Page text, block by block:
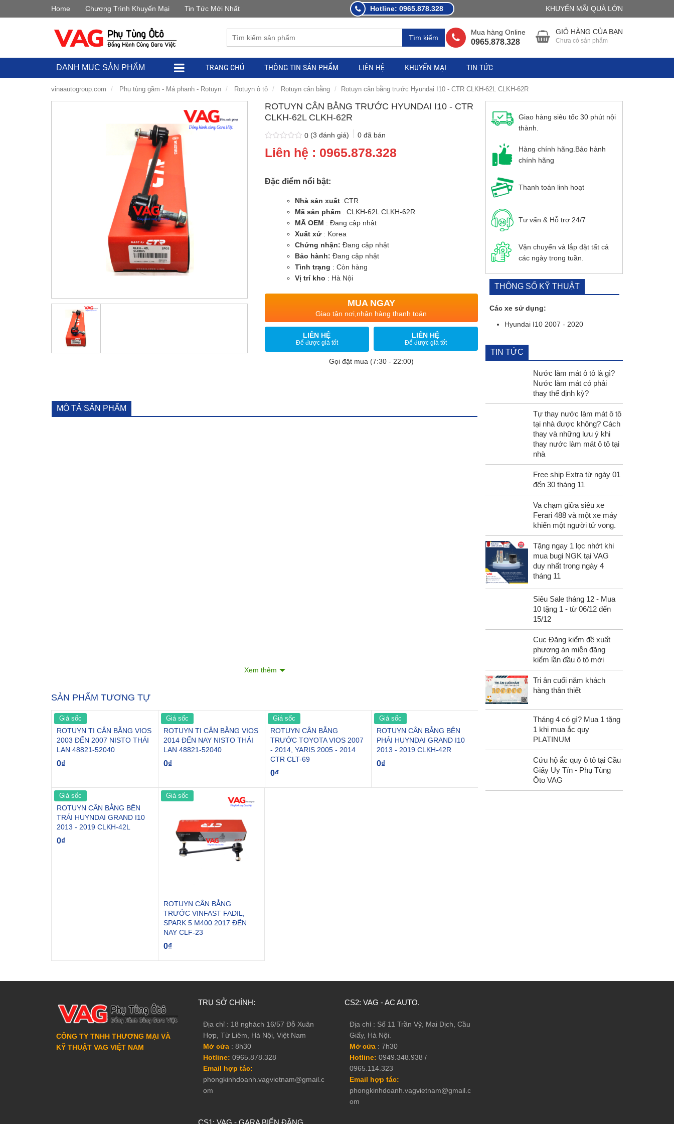
Home Chương Trình Khuyến Mại Tin Tức Mới Nhất Hotline: 0965.878.328 KHUYẾN MÃI QUÀ LỚN
Tìm kiếm
GIỎ HÀNG CỦA BẠN
Chưa có sản phẩm
Mua hàng Online
0965.878.328
DANH MỤC SẢN PHẨM TRANG CHỦ THÔNG TIN SẢN PHẨM LIÊN HỆ KHUYẾN MẠI TIN TỨC
vinaautogroup.com Phụ tùng gầm - Má phanh - Rotuyn Rotuyn ô tô Rotuyn cân bằng Rotuyn cân bằng trước Hyundai I10 - CTR CLKH-62L CLKH-62R
ROTUYN CÂN BẰNG TRƯỚC HYUNDAI I10 - CTR
CLKH-62L CLKH-62R
0
đánh
giá
(3 đánh giá) 0 đã bán
Liên hệ : 0965.878.328
Đặc điểm nổi bật:
Nhà sản xuất:CTR
Mã sản phẩm: CLKH-62L CLKH-62R
MÃ OEM : Đang cập nhật
Xuất xứ: Korea
Chứng nhận: Đang cập nhật
Bảo hành: Đang cập nhật
Tình trạng : Còn hàng
Vị trí kho : Hà Nội
MUA NGAY
Giao tận nơi,nhận hàng thanh toán
LIÊN HỆ
Để được giá tốt
LIÊN HỆ
Để được giá tốt
Gọi đặt mua (7:30 - 22:00)
MÔ TẢ SẢN PHẨM
Xem thêm
SẢN PHẨM TƯƠNG TỰ
Giá sốc
ROTUYN TI CÂN BẰNG VIOS
2003 ĐẾN 2007 NISTO THÁI
LAN 48821-52040
0₫
Giá sốc
ROTUYN TI CÂN BẰNG VIOS
2014 ĐẾN NAY NISTO THÁI
LAN 48821-52040
0₫
Giá sốc
ROTUYN CÂN BẰNG
TRƯỚC TOYOTA VIOS 2007
- 2014, YARIS 2005 - 2014
CTR CLT-69
0₫
Giá sốc
ROTUYN CÂN BẰNG BÊN
PHẢI HUYNDAI GRAND I10
2013 - 2019 CLKH-42R
0₫
Giá sốc
ROTUYN CÂN BẰNG BÊN
TRÁI HUYNDAI GRAND I10
2013 - 2019 CLKH-42L
0₫
Giá sốc
ROTUYN CÂN BẰNG
TRƯỚC VINFAST FADIL,
SPARK 5 M400 2017 ĐẾN
NAY CLF-23
0₫
Giao hàng siêu tốc 30 phút nội
thành.
Hàng chính hãng.Bảo hành
chính hãng
Thanh toán linh hoạt
Tư vấn & Hỗ trợ 24/7
Vận chuyển và lắp đặttất cả
các ngày trong tuần.
THÔNG SỐ KỸ THUẬT
Các xe sử dụng:
Hyundai I10 2007 - 2020
TIN TỨC
Nước làm mát ô tô là gì?
Nước làm mát có phải
thay thế định kỳ?
Tự thay nước làm mát ô tô
tại nhà được không? Cách
thay và những lưu ý khi
thay nước làm mát ô tô tại
nhà
Free ship Extra từ ngày 01
đến 30 tháng 11
Va chạm giữa siêu xe
Ferari 488 và một xe máy
khiến một người tử vong.
Tặng ngay 1 lọc nhớt khi
mua bugi NGK tại VAG
duy nhất trong ngày 4
tháng 11
Siêu Sale tháng 12 - Mua
10 tặng 1 - từ 06/12 đến
15/12
Cục Đăng kiểm đề xuất
phương án miễn đăng
kiểm lần đầu ô tô mới
Tri ân cuối năm khách
hàng thân thiết
Tháng 4 có gì? Mua 1 tặng
1 khi mua ắc quy
PLATINUM
Cứu hộ ắc quy ô tô tại Cầu
Giấy Uy Tín - Phụ Tùng
Ôto VAG
CÔNG TY TNHH THƯƠNG MẠI VÀ
KỸ THUẬT VAG VIỆT NAM
TRỤ SỞ CHÍNH:
Địa chỉ : 18 nghách 16/57 Đỗ Xuân
Hợp, Từ Liêm, Hà Nội, Việt Nam
Mở cửa: 8h30
Hotline: 0965.878.328
Email hợp tác:
phongkinhdoanh.vagvietnam@gmail.c
om
CS2: VAG - AC AUTO.
Địa chỉ : Số 11 Trần Vỹ, Mai Dịch, Cầu
Giấy, Hà Nội.
Mở cửa : 7h30
Hotline: 0949.348.938 /
0965.114.323
Email hợp tác:
phongkinhdoanh.vagvietnam@gmail.c
om